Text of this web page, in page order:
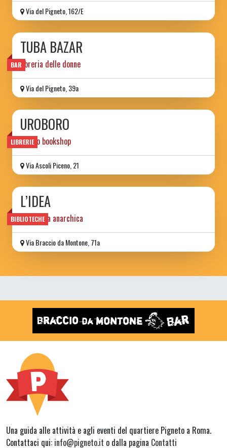
Via del Pigneto, 162/E
BAR
TUBA BAZAR
libreria delle donne
Via del Pigneto, 39a
LIBRERIE
UROBORO
tattoo bookshop
Via Ascoli Piceno, 21
BIBLIOTECHE
L’IDEA
biblioteca anarchica
Via Braccio da Montone, 71a
Una guida alle attività e agli eventi del quartiere Pigneto a Roma.
Contattaci qui: info@pigneto.it o dalla pagina Contatti